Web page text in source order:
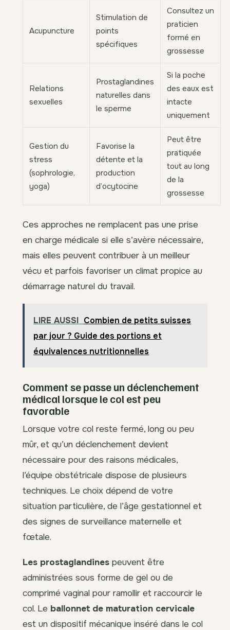
Acupuncture
Stimulation de
points
spécifiques
Consultez un
praticien
formé en
grossesse
Relations
sexuelles
Prostaglandines
naturelles dans
le sperme
Si la poche
des eaux est
intacte
uniquement
Gestion du
stress
(sophrologie,
yoga)
Favorise la
détente et la
production
d’ocytocine
Peut être
pratiquée
tout au long
de la
grossesse
Ces approches ne remplacent pas une prise
en charge médicale si elle s’avère nécessaire,
mais elles peuvent contribuer à un meilleur
vécu et parfois favoriser un climat propice au
démarrage naturel du travail.
LIRE AUSSI Combien de petits suisses
par jour ? Guide des portions et
équivalences nutritionnelles
Comment se passe un déclenchement
médical lorsque le col est peu
favorable
Lorsque votre col reste fermé, long ou peu
mûr, et qu’un déclenchement devient
nécessaire pour des raisons médicales,
l’équipe obstétricale dispose de plusieurs
techniques. Le choix dépend de votre
situation particulière, de l’âge gestationnel et
des signes de surveillance maternelle et
fœtale.
Les prostaglandines peuvent être
administrées sous forme de gel ou de
comprimé vaginal pour ramollir et raccourcir le
col. Le ballonnet de maturation cervicale
est un dispositif mécanique inséré dans le col